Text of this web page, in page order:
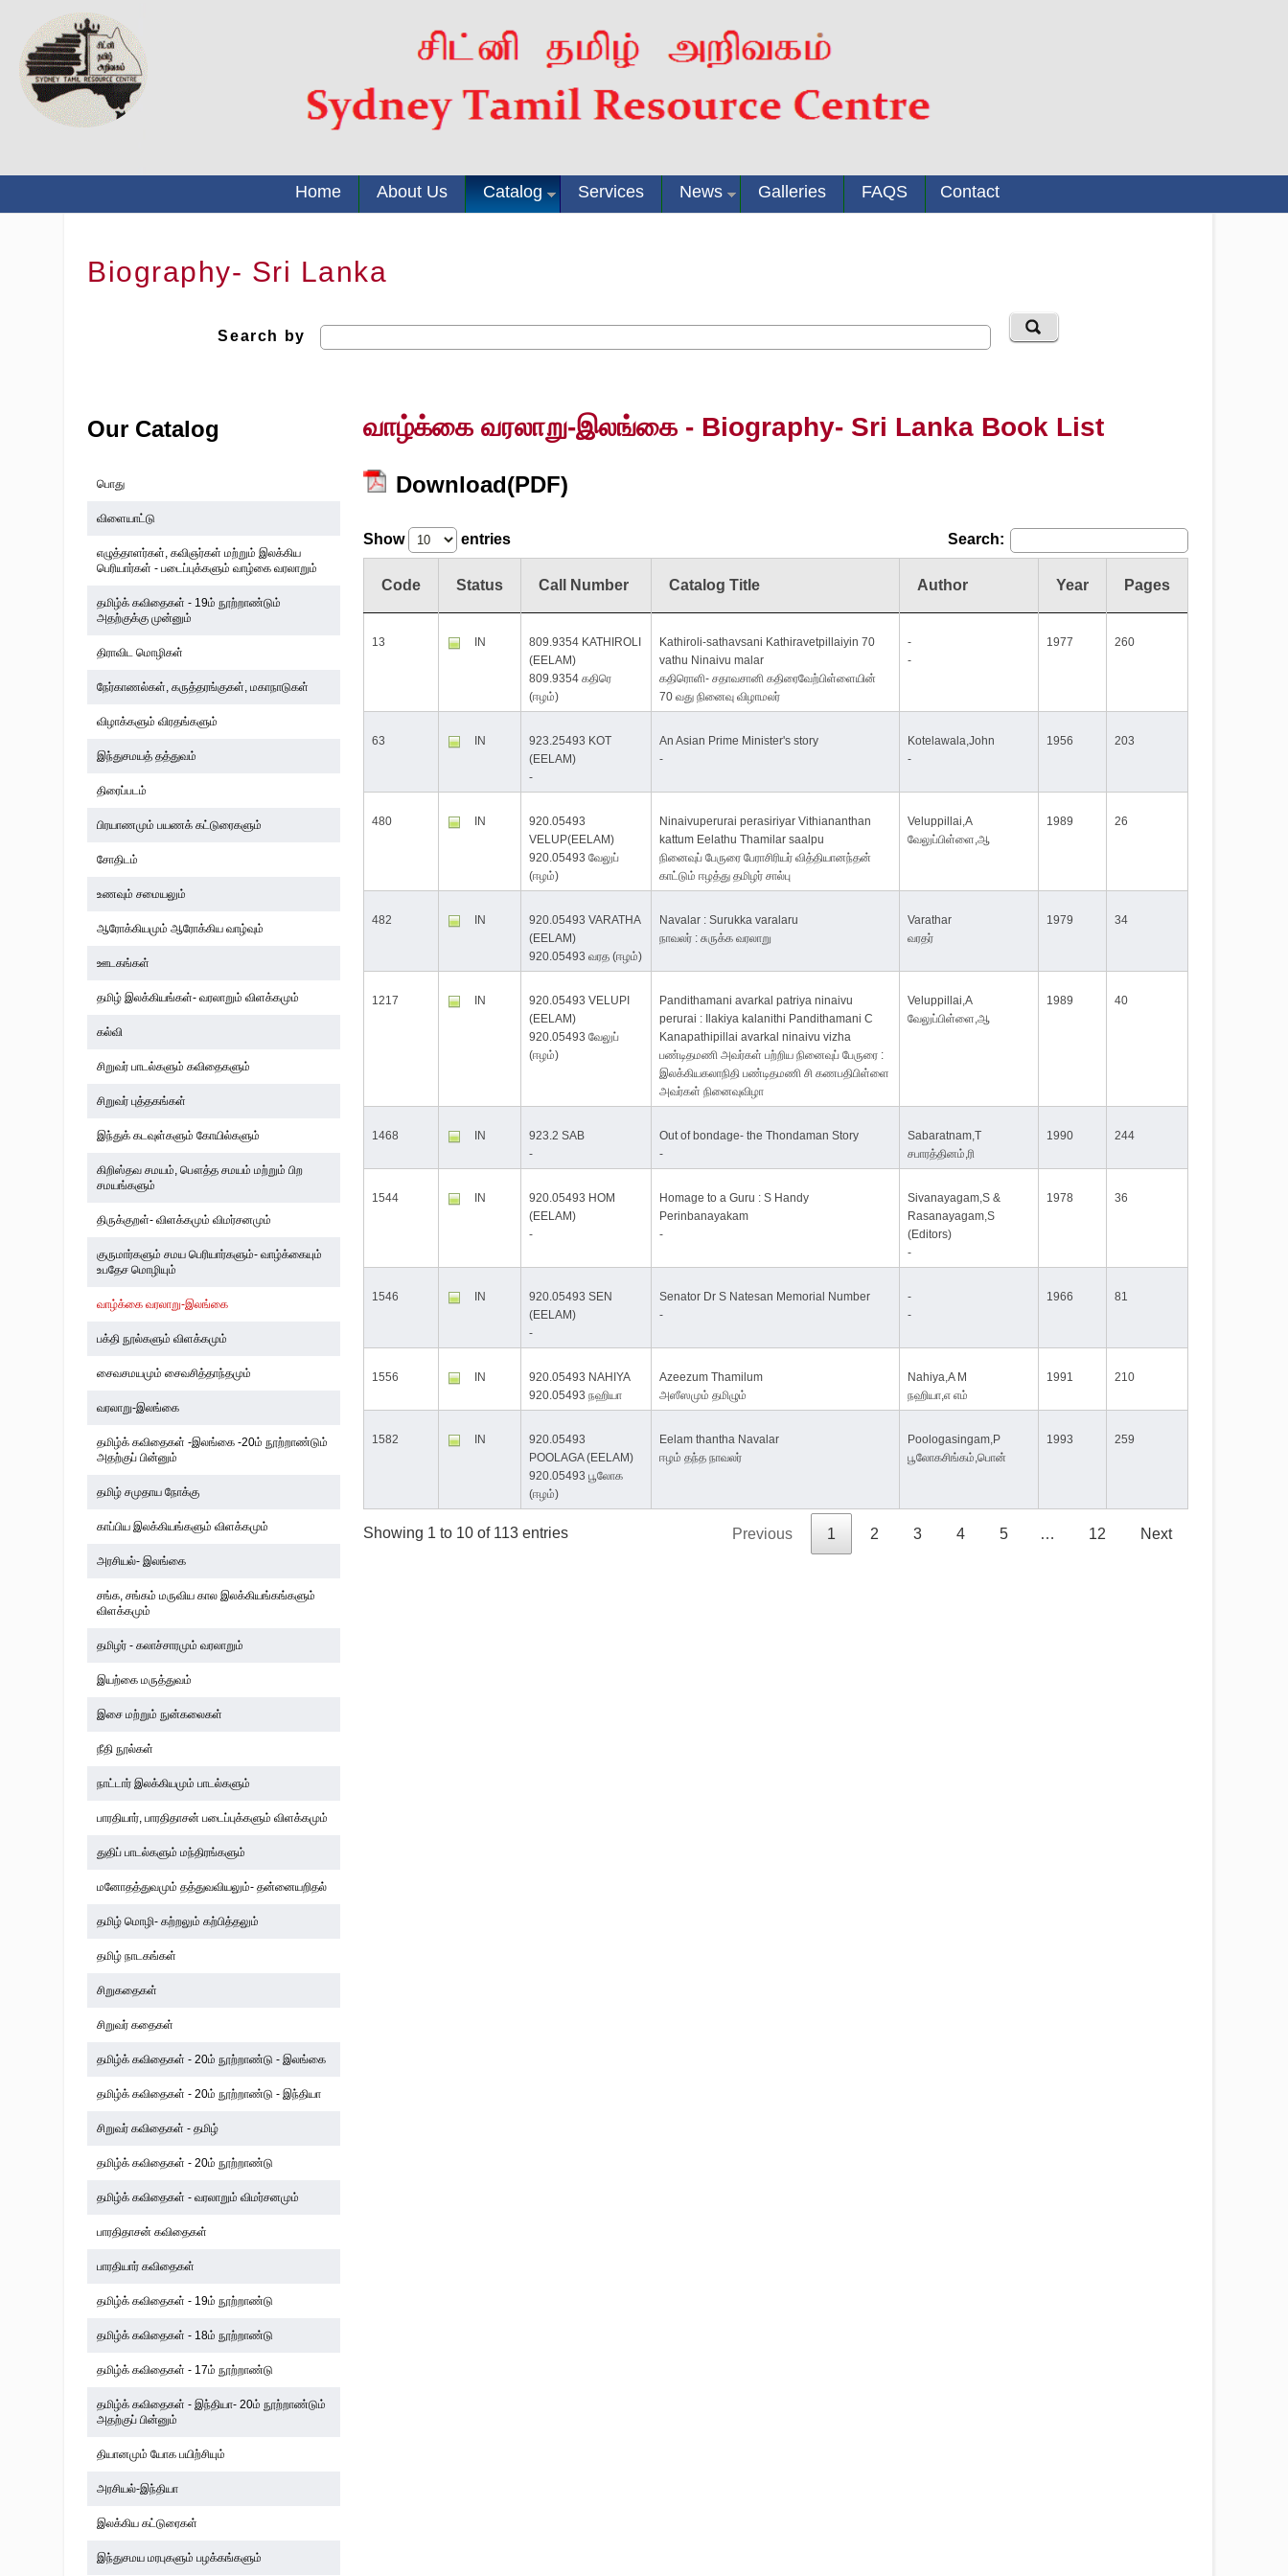
Home About Us Catalog Services News Galleries FAQS Contact
Biography- Sri Lanka
Search by
Our Catalog
பொது
விளையாட்டு
எழுத்தாளர்கள், கவிஞர்கள் மற்றும் இலக்கிய
பெரியார்கள் - படைப்புக்களும் வாழ்கை வரலாறும்
தமிழ்க் கவிதைகள் - 19ம் நூற்றாண்டும்
அதற்குக்கு முன்னும்
திராவிட மொழிகள்
நேர்காணல்கள், கருத்தரங்குகள், மகாநாடுகள்
விழாக்களும் விரதங்களும்
இந்துசமயத் தத்துவம்
திரைப்படம்
பிரயாணமும் பயணக் கட்டுரைகளும்
சோதிடம்
உணவும் சமையலும்
ஆரோக்கியமும் ஆரோக்கிய வாழ்வும்
ஊடகங்கள்
தமிழ் இலக்கியங்கள்- வரலாறும் விளக்கமும்
கல்வி
சிறுவர் பாடல்களும் கவிதைகளும்
சிறுவர் புத்தகங்கள்
இந்துக் கடவுள்களும் கோயில்களும்
கிறிஸ்தவ சமயம், பௌத்த சமயம் மற்றும் பிற
சமயங்களும்
திருக்குறள்- விளக்கமும் விமர்சனமும்
குருமார்களும் சமய பெரியார்களும்- வாழ்க்கையும்
உபதேச மொழியும்
வாழ்க்கை வரலாறு-இலங்கை
பக்தி நூல்களும் விளக்கமும்
சைவசமயமும் சைவசித்தாந்தமும்
வரலாறு-இலங்கை
தமிழ்க் கவிதைகள் -இலங்கை -20ம் நூற்றாண்டும்
அதற்குப் பின்னும்
தமிழ் சமுதாய நோக்கு
காப்பிய இலக்கியங்களும் விளக்கமும்
அரசியல்- இலங்கை
சங்க, சங்கம் மருவிய கால இலக்கியங்கங்களும்
விளக்கமும்
தமிழர் - கலாச்சாரமும் வரலாறும்
இயற்கை மருத்துவம்
இசை மற்றும் நுன்கலைகள்
நீதி நூல்கள்
நாட்டார் இலக்கியமும் பாடல்களும்
பாரதியார், பாரதிதாசன் படைப்புக்களும் விளக்கமும்
துதிப் பாடல்களும் மந்திரங்களும்
மனோதத்துவமும் தத்துவவியலும்- தன்னையறிதல்
தமிழ் மொழி- கற்றலும் கற்பித்தலும்
தமிழ் நாடகங்கள்
சிறுகதைகள்
சிறுவர் கதைகள்
தமிழ்க் கவிதைகள் - 20ம் நூற்றாண்டு - இலங்கை
தமிழ்க் கவிதைகள் - 20ம் நூற்றாண்டு - இந்தியா
சிறுவர் கவிதைகள் - தமிழ்
தமிழ்க் கவிதைகள் - 20ம் நூற்றாண்டு
தமிழ்க் கவிதைகள் - வரலாறும் விமர்சனமும்
பாரதிதாசன் கவிதைகள்
பாரதியார் கவிதைகள்
தமிழ்க் கவிதைகள் - 19ம் நூற்றாண்டு
தமிழ்க் கவிதைகள் - 18ம் நூற்றாண்டு
தமிழ்க் கவிதைகள் - 17ம் நூற்றாண்டு
தமிழ்க் கவிதைகள் - இந்தியா- 20ம் நூற்றாண்டும்
அதற்குப் பின்னும்
தியானமும் யோக பயிற்சியும்
அரசியல்-இந்தியா
இலக்கிய கட்டுரைகள்
இந்துசமய மரபுகளும் பழக்கங்களும்
வாழ்க்கை வரலாறு-இலங்கை - Biography- Sri Lanka Book List
Download(PDF)
Show entries Search:
Code Status Call Number Catalog Title Author Year Pages
13 IN
809.9354 KATHIROLI
(EELAM)
809.9354 கதிரெ
(ஈழம்)
Kathiroli-sathavsani Kathiravetpillaiyin 70
vathu Ninaivu malar
கதிரொளி- சதாவசானி கதிரைவேற்பிள்ளையின்
70 வது நினைவு விழாமலர்
-
-
1977 260
63 IN
923.25493 KOT
(EELAM)
-
An Asian Prime Minister's story
-
Kotelawala,John
-
1956 203
480 IN
920.05493
VELUP(EELAM)
920.05493 வேலுப்
(ஈழம்)
Ninaivuperurai perasiriyar Vithiananthan
kattum Eelathu Thamilar saalpu
நினைவுப் பேருரை பேராசிரியர் வித்தியானந்தன்
காட்டும் ஈழத்து தமிழர் சால்பு
Veluppillai,A
வேலுப்பிள்ளை,ஆ
1989 26
482 IN
920.05493 VARATHA
(EELAM)
920.05493 வரத (ஈழம்)
Navalar : Surukka varalaru
நாவலர் : சுருக்க வரலாறு
Varathar
வரதர்
1979 34
1217 IN
920.05493 VELUPI
(EELAM)
920.05493 வேலுப்
(ஈழம்)
Pandithamani avarkal patriya ninaivu
perurai : Ilakiya kalanithi Pandithamani C
Kanapathipillai avarkal ninaivu vizha
பண்டிதமணி அவர்கள் பற்றிய நினைவுப் பேருரை :
இலக்கியகலாநிதி பண்டிதமணி சி கணபதிபிள்ளை
அவர்கள் நினைவுவிழா
Veluppillai,A
வேலுப்பிள்ளை,ஆ
1989 40
1468 IN
923.2 SAB
-
Out of bondage- the Thondaman Story
-
Sabaratnam,T
சபாரத்தினம்,ரி
1990 244
1544 IN
920.05493 HOM
(EELAM)
-
Homage to a Guru : S Handy
Perinbanayakam
-
Sivanayagam,S &
Rasanayagam,S
(Editors)
-
1978 36
1546 IN
920.05493 SEN
(EELAM)
-
Senator Dr S Natesan Memorial Number
-
-
-
1966 81
1556 IN
920.05493 NAHIYA
920.05493 நஹியா
Azeezum Thamilum
அஸீஸமும் தமிழும்
Nahiya,A M
நஹியா,எ எம்
1991 210
1582 IN
920.05493
POOLAGA (EELAM)
920.05493 பூலோக
(ஈழம்)
Eelam thantha Navalar
ஈழம் தந்த நாவலர்
Poologasingam,P
பூலோகசிங்கம்,பொன்
1993 259
Showing 1 to 10 of 113 entries Previous 1 2 3 4 5 … 12 Next